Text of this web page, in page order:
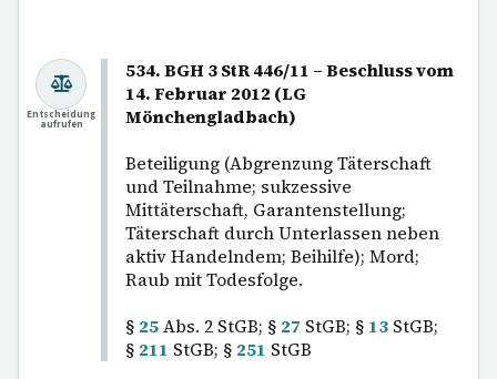
534. BGH 3 StR 446/11 – Beschluss vom
14. Februar 2012 (LG
Mönchengladbach)
Beteiligung (Abgrenzung Täterschaft
und Teilnahme; sukzessive
Mittäterschaft, Garantenstellung;
Täterschaft durch Unterlassen neben
aktiv Handelndem; Beihilfe); Mord;
Raub mit Todesfolge.
§ 25Abs. 2 StGB; § 27 StGB; § 13 StGB;
§ 211 StGB; § 251 StGB
Entscheidung
aufrufen